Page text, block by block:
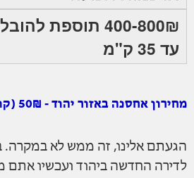
400-800₪ תוספת
עד 35 ק"מ
מחירון אחסנה באזור יהוד - 50₪ (קו"ב/חודש)
הגעתם אלינו, זה ממש לא במקרה.
לדירה החדשה ביהוד ועכשיו אתם